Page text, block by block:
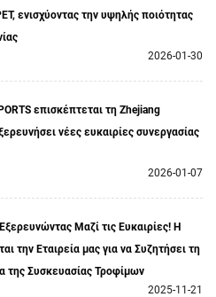
ενισχύοντας την υψηλής ποιότητας
2026-01-30
επισκέπτεται τη Zhejiang
νέες ευκαιρίες συνεργασίας
2026-01-07
Μαζί τις Ευκαιρίες! Η
την Εταιρεία μας για να Συζητήσει τη
της Συσκευασίας Τροφίμων
2025-11-21